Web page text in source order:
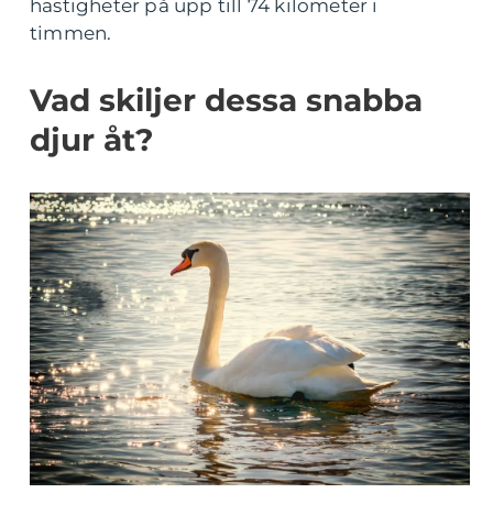
hastigheter på upp till 74 kilometer i
timmen.
Vad skiljer dessa snabba
djur åt?